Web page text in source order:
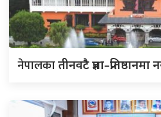
नेपालकातीनवटै